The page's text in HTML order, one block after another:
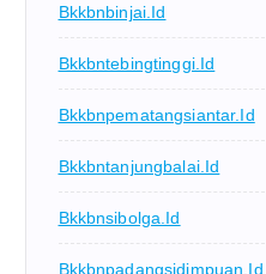
Bkkbnbinjai.id
Bkkbntebingtinggi.id
Bkkbnpematangsiantar.id
Bkkbntanjungbalai.id
Bkkbnsibolga.id
Bkkbnpadangsidimpuan.id